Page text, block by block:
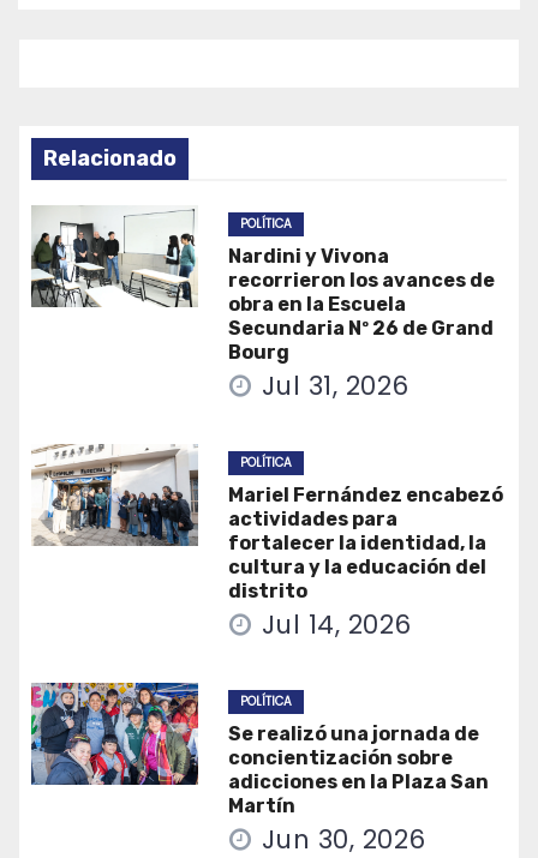
Relacionado
POLÍTICA
Nardini y Vivona
recorrieron los avances de
obra en la Escuela
Secundaria Nº 26 de Grand
Bourg
Jul 31, 2026
POLÍTICA
Mariel Fernández encabezó
actividades para
fortalecer la identidad, la
cultura y la educación del
distrito
Jul 14, 2026
POLÍTICA
Se realizó una jornada de
concientización sobre
adicciones en la Plaza San
Martín
Jun 30, 2026